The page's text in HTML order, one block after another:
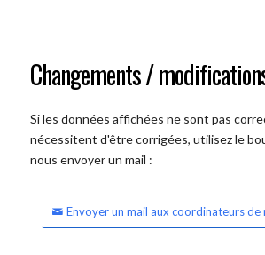
Changements /
Si les données affichées ne sont pas
nécessitent d'être corrigées, utilisez le
nous envoyer un mail :
Envoyer un mail aux coordinateurs de